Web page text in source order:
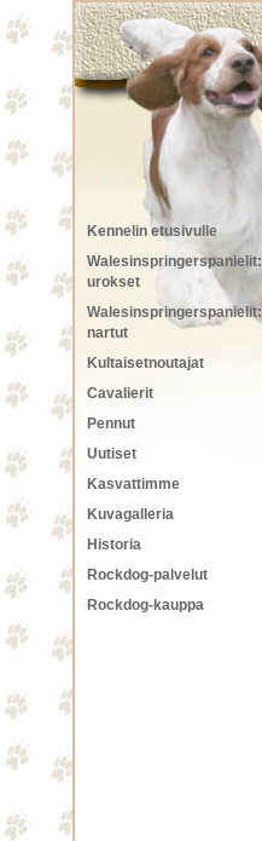
Kennelin etusivulle
Walesinspringerspanielit:
urokset
Walesinspringerspanielit:
nartut
Kultaisetnoutajat
Cavalierit
Pennut
Uutiset
Kasvattimme
Kuvagalleria
Historia
Rockdog-palvelut
Rockdog-kauppa